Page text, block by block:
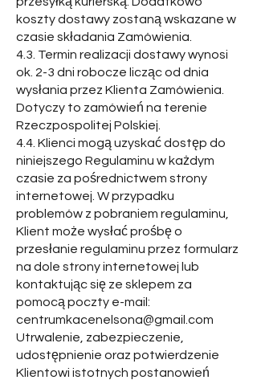
koszty dostawy zostaną wskazane w
czasie składania Zamówienia.
4.3. Termin realizacji dostawy wynosi
ok. 2-3 dni robocze licząc od dnia
wysłania przez Klienta Zamówienia.
Dotyczy to zamówień na terenie
Rzeczpospolitej Polskiej.
4.4. Klienci mogą uzyskać dostęp do
niniejszego Regulaminu w każdym
czasie za pośrednictwem strony
internetowej. W przypadku
problemów z pobraniem regulaminu,
Klient może wysłać prośbę o
przesłanie regulaminu przez formularz
na dole strony internetowej lub
kontaktując się ze sklepem za
pomocą poczty e-mail:
centrumkacenelsona@gmail.com
Utrwalenie, zabezpieczenie,
udostępnienie oraz potwierdzenie
Klientowi istotnych postanowień